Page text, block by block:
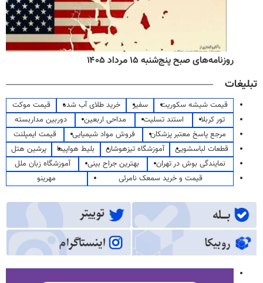
روزنامه‌های صبح پنج‌شنبه ۱۵ مرداد ۱۴۰۵
تبلیغات
قیمت شیشه سکوریت سفیر خرید طلای آب شده
قیمت موکت
تور کربلا
استند تسلیت مداحی اربعین
دوربین مداربسته
مرجع پاسخ معتبر پزشکان
فروش مواد شیمیایی
قیمت ایمپلنت
قطعات لباسشویی
آموزشگاه تیزهوشان بلیط هواپیما
پرشین هتل
نمایندگی بوش در تهران
بهترین جراح بینی
آموزشگاه زبان ملل
قیمت و خرید سمعک نامرئی
مهرینو